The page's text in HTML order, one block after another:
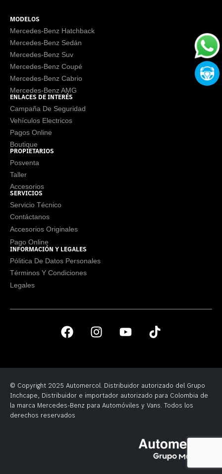
MODELOS
Mercedes-Benz Hatchback
Mercedes-Benz Sedán
Mercedes-Benz Suv
Mercedes-Benz Coupé
Mercedes-Benz Cabrio
Mercedes-Benz AMG
ENLACES DE INTERÉS
Campaña De Seguridad
Vehículos Electricos
Pagos Online
Boutique
PROPIETARIOS
Posventa
Taller
Accesorios
SERVICIOS
Servicio Técnico
Contáctanos
Accesorios Originales
Pago Online
INFORMACIÓN Y LEGALES
Pólitica De Datos Personales
Términos Y Condiciones
Legales
© Copyright 2025 Automercol. Distribuidor autorizado del Grupo
Inchcape, Distribuidor e importador autorizado para Colombia de
la marca Mercedes-Benz para Automóviles y Vans. Todos los
derechos reservados